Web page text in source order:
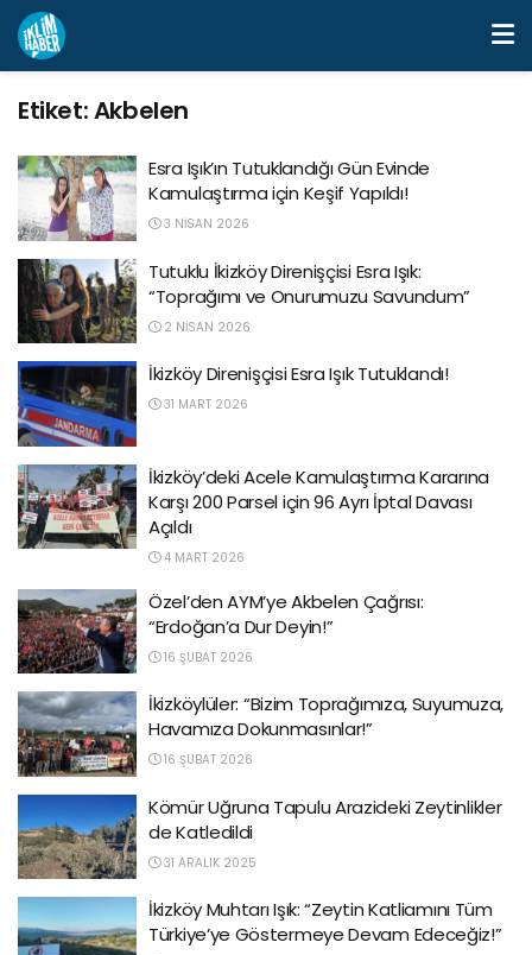
Etiket:Akbelen
Esra Işık’ın Tutuklandığı Gün Evinde
Kamulaştırma için Keşif Yapıldı!
3 NISAN 2026
Tutuklu İkizköy Direnişçisi Esra Işık:
“Toprağımı ve Onurumuzu Savundum”
2 NISAN 2026
İkizköy Direnişçisi Esra Işık Tutuklandı!
31 MART 2026
İkizköy’deki Acele Kamulaştırma Kararına
Karşı 200 Parsel için 96 Ayrı İptal Davası
Açıldı
4 MART 2026
Özel’den AYM’ye Akbelen Çağrısı:
“Erdoğan’a Dur Deyin!”
16 ŞUBAT 2026
İkizköylüler: “Bizim Toprağımıza, Suyumuza,
Havamıza Dokunmasınlar!”
16 ŞUBAT 2026
Kömür Uğruna Tapulu Arazideki Zeytinlikler
de Katledildi
31 ARALIK 2025
İkizköy Muhtarı Işık: “Zeytin Katliamını Tüm
Türkiye’ye Göstermeye Devam Edeceğiz!”